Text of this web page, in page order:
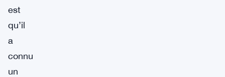
est
qu’il
a
connu
un